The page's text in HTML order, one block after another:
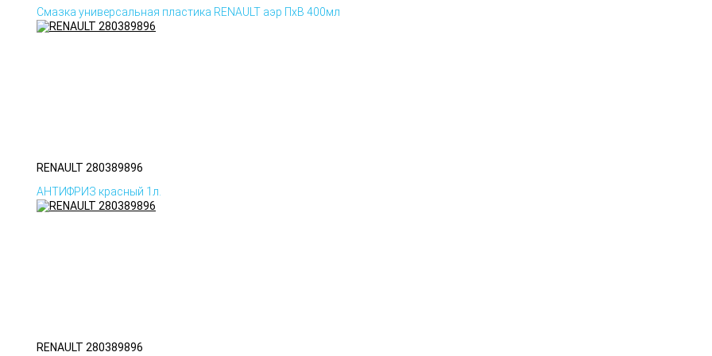
Смазка универсальная пластика RENAULT аэр ПхВ 400мл
RENAULT 280389896
АНТИФРИЗ красный 1л.
RENAULT 280389896